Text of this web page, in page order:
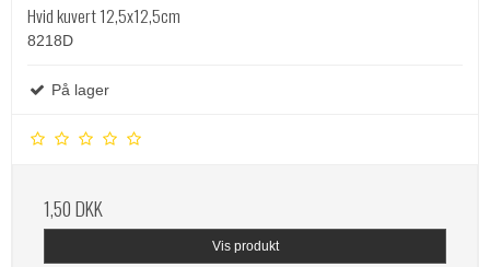
Hvid kuvert 12,5x12,5cm
8218D
På lager
1,50 DKK
Vis produkt